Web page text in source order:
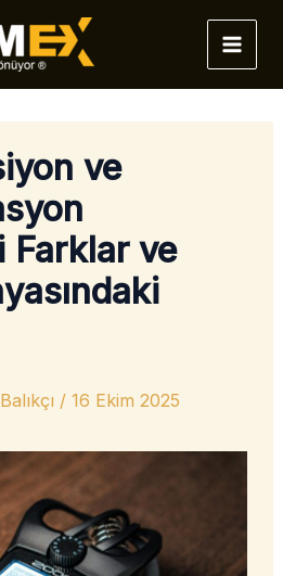
ve
Farklar ve
/ 16 Ekim 2025